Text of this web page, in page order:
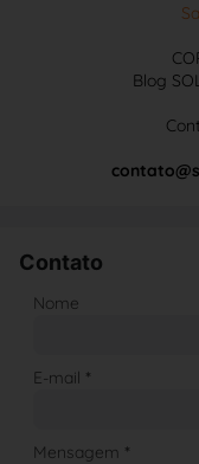
Blog
Contato
Nome
E-mail *
Mensagem *